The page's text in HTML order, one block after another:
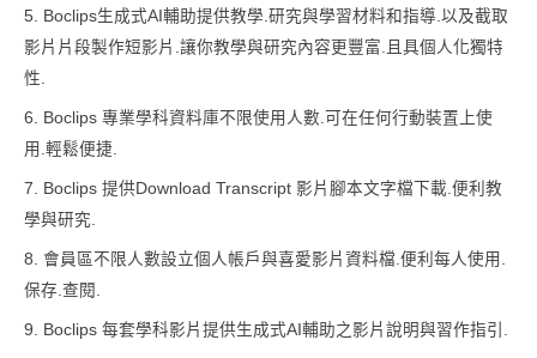
5. Boclips生成式AI輔助提供教學.研究與學習材料和指導.以及截取
影片片段製作短影片.讓你教學與研究內容更豐富.且具個人化獨特
性.
6. Boclips 專業學科資料庫不限使用人數.可在任何行動裝置上使
用.輕鬆便捷.
7. Boclips 提供Download Transcript 影片腳本文字檔下載.便利教
學與研究.
8. 會員區不限人數設立個人帳戶與喜愛影片資料檔.便利每人使用.
保存.查閱.
9. Boclips 每套學科影片提供生成式AI輔助之影片說明與習作指引.